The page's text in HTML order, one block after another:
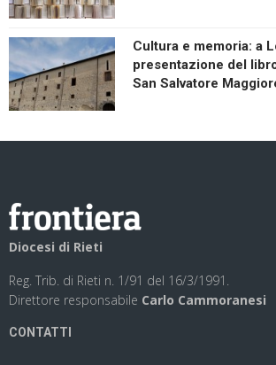
Cultura e memoria: a
presentazione del
San Salvatore
Diocesi di Rieti
Reg. Trib. di Rieti n. 1/91 del 16/3/1991.
Direttore responsabile Carlo Cammoranesi
CONTATTI